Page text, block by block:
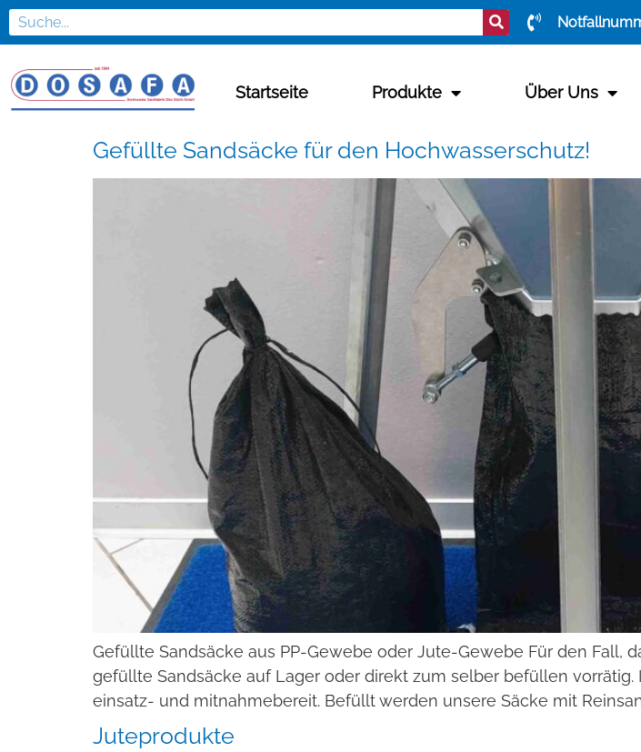
Startseite Produkte Über Uns
Gefüllte Sandsäcke für den Hochwasserschutz!
Gefüllte Sandsäcke aus PP-Gewebe oder Jute-Gewebe Für den Fall,
gefüllte Sandsäcke auf Lager oder direkt zum selber befüllen
einsatz- und mitnahmebereit. Befüllt werden unsere Säcke mit
Juteprodukte